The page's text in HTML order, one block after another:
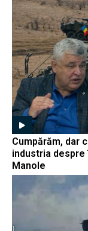
Cumpărăm, dar
industria
Manole